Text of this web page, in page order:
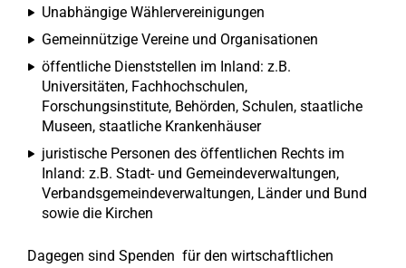
Unabhängige Wählervereinigungen
Gemeinnützige Vereine und Organisationen
öffentliche Dienststellen im Inland: z.B.
Universitäten, Fachhochschulen,
Forschungsinstitute, Behörden, Schulen, staatliche
Museen, staatliche Krankenhäuser
juristische Personen des öffentlichen Rechts im
Inland: z.B. Stadt- und Gemeindeverwaltungen,
Verbandsgemeindeverwaltungen, Länder und Bund
sowie die Kirchen
Dagegen sind Spenden für den wirtschaftlichen